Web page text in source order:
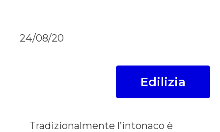
24/08/20
Edilizia
Tradizionalmente l’intonaco è